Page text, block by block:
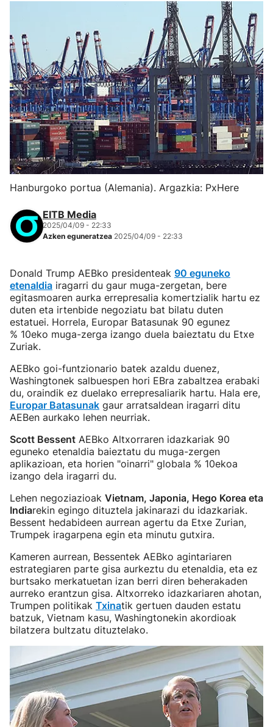
Hanburgoko portua (Alemania). Argazkia: PxHere
EITB Media
2025/04/09 - 22:33
Azken eguneratzea 2025/04/09 - 22:33
Donald Trump AEBko presidenteak 90 eguneko
etenaldia iragarri du gaur muga-zergetan, bere
egitasmoaren aurka errepresalia komertzialik hartu ez
duten eta irtenbide negoziatu bat bilatu duten
estatuei. Horrela, Europar Batasunak 90 egunez
% 10eko muga-zerga izango duela baieztatu du Etxe
Zuriak.
AEBko goi-funtzionario batek azaldu duenez,
Washingtonek salbuespen hori EBra zabaltzea erabaki
du, oraindik ez duelako errepresaliarik hartu. Hala ere,
Europar Batasunak gaur arratsaldean iragarri ditu
AEBen aurkako lehen neurriak.
Scott Bessent AEBko Altxorraren idazkariak 90
eguneko etenaldia baieztatu du muga-zergen
aplikazioan, eta horien "oinarri" globala % 10ekoa
izango dela iragarri du.
Lehen negoziazioak Vietnam, Japonia, Hego Korea eta
Indiarekin egingo dituztela jakinarazi du idazkariak.
Bessent hedabideen aurrean agertu da Etxe Zurian,
Trumpek iragarpena egin eta minutu gutxira.
Kameren aurrean, Bessentek AEBko agintariaren
estrategiaren parte gisa aurkeztu du etenaldia, eta ez
burtsako merkatuetan izan berri diren beherakaden
aurreko erantzun gisa. Altxorreko idazkariaren ahotan,
Trumpen politikak Txinatik gertuen dauden estatu
batzuk, Vietnam kasu, Washingtonekin akordioak
bilatzera bultzatu dituztelako.